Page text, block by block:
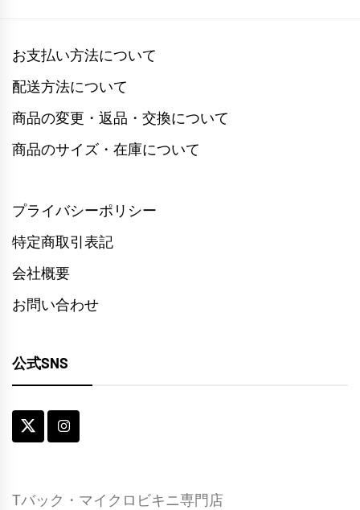
お支払い方法について
配送方法について
商品の変更・返品・交換について
商品のサイズ・在庫について
プライバシーポリシー
特定商取引表記
会社概要
お問い合わせ
公式SNS
Tバック・マイクロビキニ専門店